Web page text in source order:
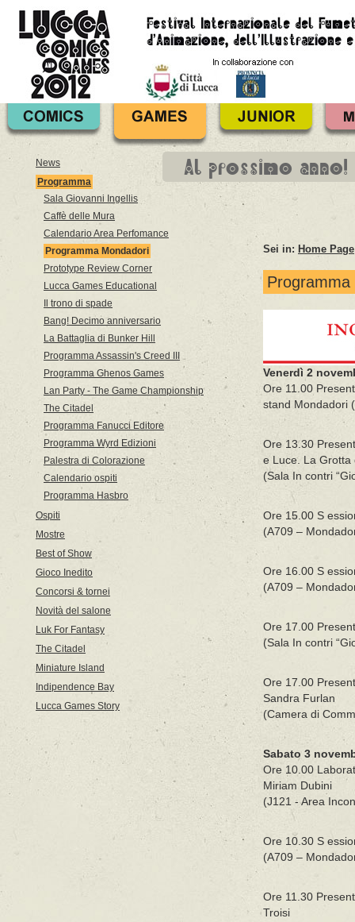
Al prossimo anno!
News
Programma
Sala Giovanni Ingellis
Caffè delle Mura
Calendario Area Perfomance
Programma Mondadori
Prototype Review Corner
Lucca Games Educational
Il trono di spade
Bang! Decimo anniversario
La Battaglia di Bunker Hill
Programma Assassin's Creed III
Programma Ghenos Games
Lan Party - The Game Championship
The Citadel
Programma Fanucci Editore
Programma Wyrd Edizioni
Palestra di Colorazione
Calendario ospiti
Programma Hasbro
Ospiti
Mostre
Best of Show
Gioco Inedito
Concorsi & tornei
Novità del salone
Luk For Fantasy
The Citadel
Miniature Island
Indipendence Bay
Lucca Games Story
Sei in: Home Page
Venerdì 2
Ore 11.00
stand Mondadori
Ore 13.30
e Luce. La Grotta
(Sala In contri
Ore 15.00 S
(A709 –
Ore 16.00 S
(A709 –
Ore 17.00
(Sala In contri
Ore 17.00
Sandra Furlan
(Camera di
Sabato 3
Ore 10.00
Miriam Dubini
(J121 - Area
Ore 10.30 S
(A709 –
Ore 11.30
Troisi